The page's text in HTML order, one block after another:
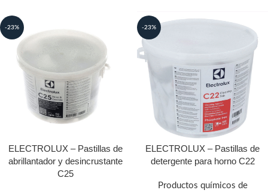
-23%
ELECTROLUX – Pastillas de
abrillantador y desincrustante
C25
-23%
ELECTROLUX – Pastillas de
detergente para horno C22
Productos químicos de